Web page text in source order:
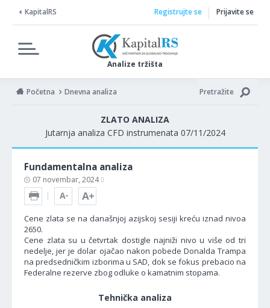
KapitalRS
Analize tržišta
Registrujte se Prijavite se
Početna Dnevna analiza Pretražite
ZLATO ANALIZA
Jutarnja analiza CFD instrumenata 07/11/2024
Fundamentalna analiza
07 novembar, 2024
Cene zlata se na današnjoj azijskoj sesiji kreću iznad nivoa
2650.
Cene zlata su u četvrtak dostigle najniži nivo u više od tri
nedelje, jer je dolar ojačao nakon pobede Donalda Trampa
na predsedničkim izborima u SAD, dok se fokus prebacio na
Federalne rezerve zbog odluke o kamatnim stopama.
Tehnička analiza